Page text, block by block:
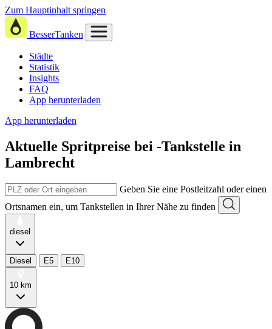
Zum Hauptinhalt springen
BesserTanken
Städte
Statistik
Insights
FAQ
App herunterladen
App herunterladen
Aktuelle Spritpreise bei -Tankstelle in
Lambrecht
Geben Sie eine Postleitzahl oder einen
Ortsnamen ein, um Tankstellen in Ihrer Nähe zu finden
diesel
Diesel E5 E10
10 km